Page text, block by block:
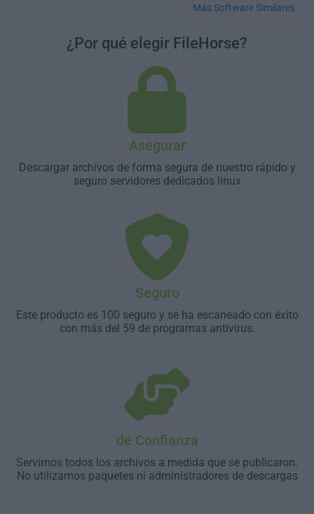
Más Software Similares
¿Por qué elegir FileHorse?
Asegurar
Descargar archivos de forma segura de nuestro rápido y
seguro servidores dedicados linux
Seguro
Este producto es 100 seguro y se ha escaneado con éxito
con más del 59 de programas antivirus.
de Confianza
Servimos todos los archivos a medida que se publicaron.
No utilizamos paquetes ni administradores de descargas